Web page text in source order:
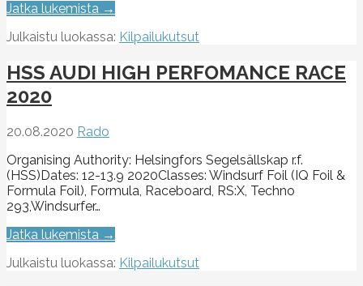
Jatka lukemista →
Julkaistu luokassa: Kilpailukutsut
HSS AUDI HIGH PERFOMANCE RACE
2020
20.08.2020 Rado
Organising Authority: Helsingfors Segelsällskap r.f.
(HSS)Dates: 12-13.9 2020Classes: Windsurf Foil (IQ Foil &
Formula Foil), Formula, Raceboard, RS:X, Techno
293,Windsurfer…
Jatka lukemista →
Julkaistu luokassa: Kilpailukutsut